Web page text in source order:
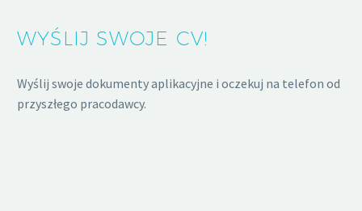
WYŚLIJ SWOJE CV!
Wyślij swoje dokumenty aplikacyjne i oczekuj na telefon od
przyszłego pracodawcy.